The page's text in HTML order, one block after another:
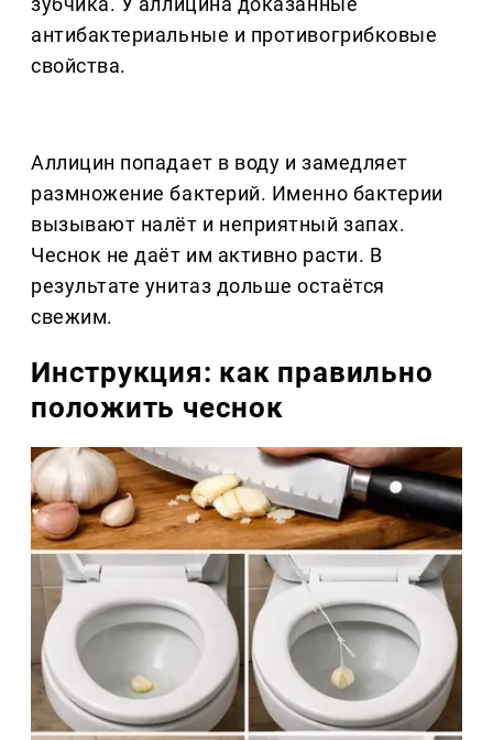
антибактериальные и противогрибковые
свойства.
Аллицин попадает в воду и замедляет
размножение бактерий. Именно бактерии
вызывают налёт и неприятный запах.
Чеснок не даёт им активно расти. В
результате унитаз дольше остаётся
свежим.
Инструкция: как правильно
положить чеснок